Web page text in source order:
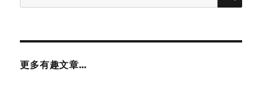
for:
更多有趣文章…